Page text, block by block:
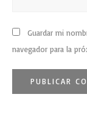
Guardar mi
navegador para la